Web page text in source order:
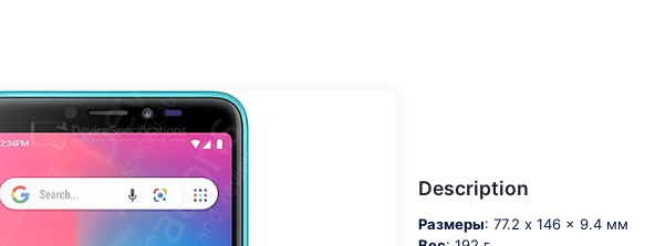
Description
Размеры: 77.2 x 146 x 9.4 мм